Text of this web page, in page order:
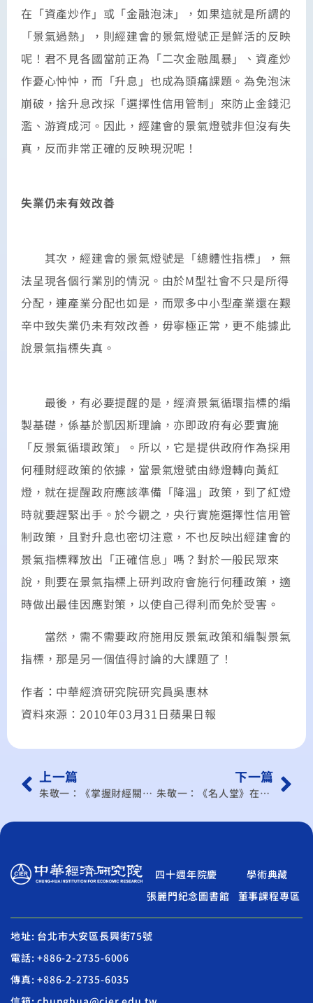
在「資產炒作」或「金融泡沫」，如果這就是所謂的
「景氣過熱」，則經建會的景氣燈號正是鮮活的反映
呢！君不見各國當前正為「二次金融風暴」、資產炒
作憂心忡忡，而「升息」也成為頭痛課題。為免泡沫
崩破，捨升息改採「選擇性信用管制」來防止金錢氾
濫、游資成河。因此，經建會的景氣燈號非但沒有失
真，反而非常正確的反映現況呢！
失業仍未有效改善
其次，經建會的景氣燈號是「總體性指標」，無
法呈現各個行業別的情況。由於M型社會不只是所得
分配，連產業分配也如是，而眾多中小型產業還在艱
辛中致失業仍未有效改善，毋寧極正常，更不能據此
說景氣指標失真。
最後，有必要提醒的是，經濟景氣循環指標的編
製基礎，係基於凱因斯理論，亦即政府有必要實施
「反景氣循環政策」。所以，它是提供政府作為採用
何種財經政策的依據，當景氣燈號由綠燈轉向黃紅
燈，就在提醒政府應該準備「降溫」政策，到了紅燈
時就要趕緊出手。於今觀之，央行實施選擇性信用管
制政策，且對升息也密切注意，不也反映出經建會的
景氣指標釋放出「正確信息」嗎？對於一般民眾來
說，則要在景氣指標上研判政府會施行何種政策，適
時做出最佳因應對策，以使自己得利而免於受害。
當然，需不需要政府施用反景氣政策和編製景氣
指標，那是另一個值得討論的大課題了！
作者：中華經濟研究院研究員吳惠林
資料來源：2010年03月31日蘋果日報
上一篇
朱敬一：《掌握財經關鍵》爾愛三趴 我愛九十趴
下一篇
朱敬一：《名人堂》在雞皮疙瘩「將起未起」之際
四十週年院慶
學術典藏
張麗門紀念圖書館
董事課程專區
地址: 台北市大安區長興街75號
電話: +886-2-2735-6006
傳真: +886-2-2735-6035